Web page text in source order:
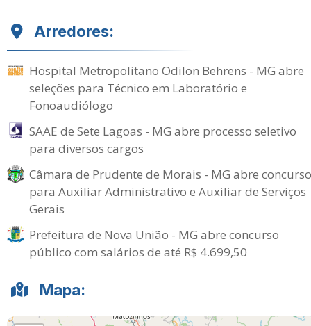
Arredores:
Hospital Metropolitano Odilon Behrens - MG abre
seleções para Técnico em Laboratório e
Fonoaudiólogo
SAAE de Sete Lagoas - MG abre processo seletivo
para diversos cargos
Câmara de Prudente de Morais - MG abre concurso
para Auxiliar Administrativo e Auxiliar de Serviços
Gerais
Prefeitura de Nova União - MG abre concurso
público com salários de até R$ 4.699,50
Mapa: